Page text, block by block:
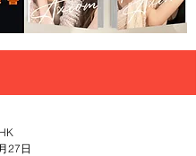
27日